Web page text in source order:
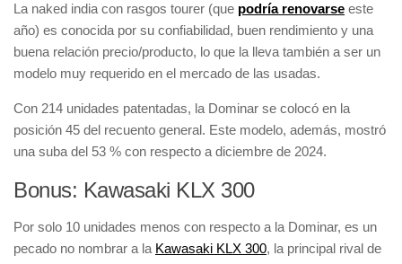
La naked india con rasgos tourer (que podría renovarse este
año) es conocida por su confiabilidad, buen rendimiento y una
buena relación precio/producto, lo que la lleva también a ser un
modelo muy requerido en el mercado de las usadas.
Con 214 unidades patentadas, la Dominar se colocó en la
posición 45 del recuento general. Este modelo, además, mostró
una suba del 53 % con respecto a diciembre de 2024.
Bonus: Kawasaki KLX 300
Por solo 10 unidades menos con respecto a la Dominar, es un
pecado no nombrar a la Kawasaki KLX 300, la principal rival de